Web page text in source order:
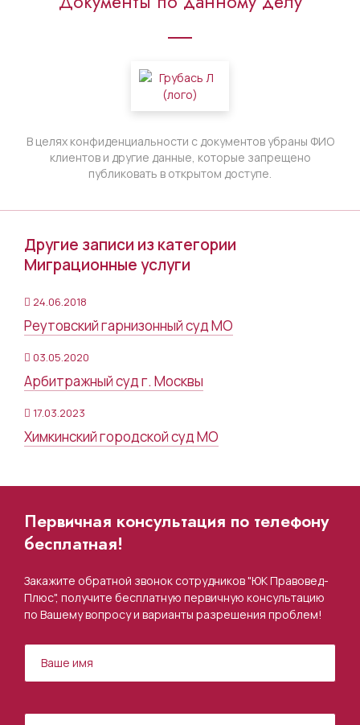
В целях конфиденциальности с документов убраны ФИО
клиентов и другие данные, которые запрещено
публиковать в открытом доступе.
Другие записи из категории
Миграционные услуги
24.06.2018
Реутовский гарнизонный суд МО
03.05.2020
Арбитражный суд г. Москвы
17.03.2023
Химкинский городской суд МО
Первичная консультация по телефону
бесплатная!
Закажите обратной звонок сотрудников "ЮК Правовед-
Плюс", получите бесплатную первичную консультацию
по Вашему вопросу и варианты разрешения проблем!